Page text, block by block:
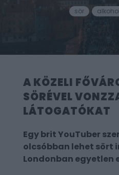
sör alkohol
A KÖZELI
SÖRÉVEL
LÁTOGATÓKAT
Egy brit YouTuber
olcsóbban lehet sört
Londonban egyetlen